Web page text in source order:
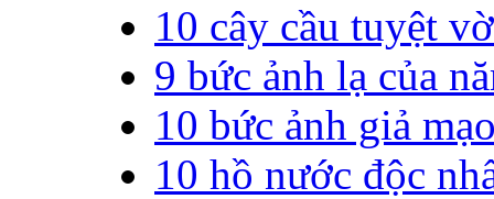
10 cây cầu tuyệt
9 bức ảnh lạ của
10 bức ảnh giả
10 hồ nước độc